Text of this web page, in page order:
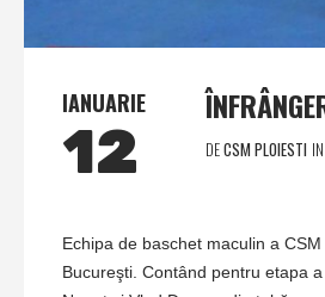
IANUARIE
12 DECSM PLOIESTI IN
Echipa de baschet maculin a
Bucureşti. Contând pentru etapa